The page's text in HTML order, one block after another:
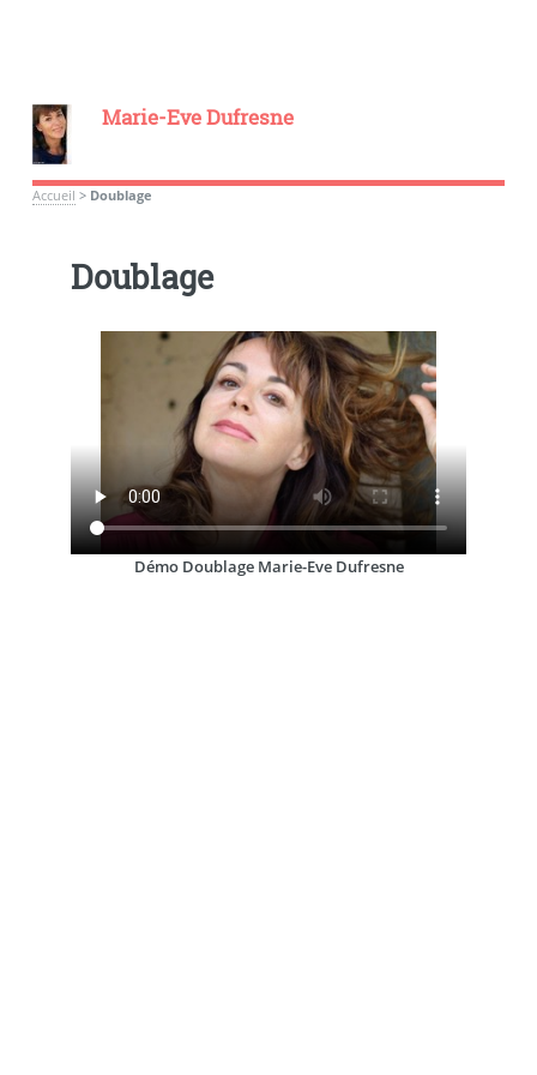
Marie-Eve Dufresne
Accueil > Doublage
Doublage
Démo Doublage Marie-Eve Dufresne